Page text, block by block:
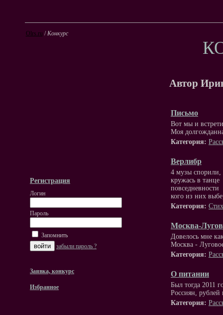
Olrs.ru /Конкурс
Регистрация
Логин
Пароль
Запомнить
забыли пароль ?
Заявка, конкурс
Избранное
Автор
Письмо
Вот мы и
Моя
Категория:
Верлибр
4 музы спорили,
кружась в танце
повседневности
кого из них
Категория:
Москва-
Довелось мне
Москва -
Категория:
О питании
Был тогда 2011
Россиян,
Категория: